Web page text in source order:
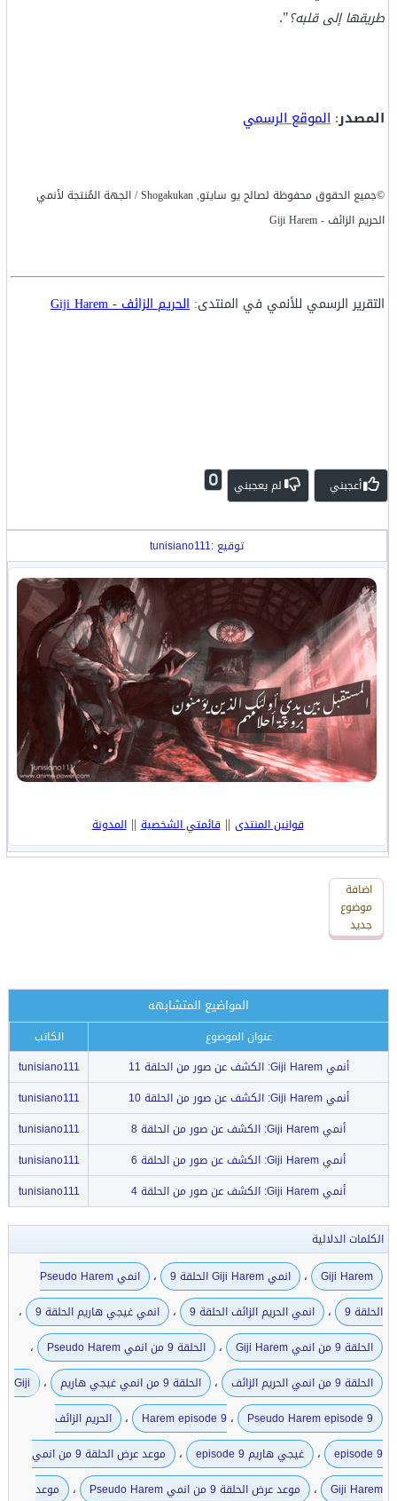
طريقها إلى قلبه؟".
المصدر: الموقع الرسمي
©جميع الحقوق محفوظة لصالح يو سايتو, Shogakukan / الجهة المُنتجة لأنمي
الحريم الزائف - Giji Harem
التقرير الرسمي للأنمي في المنتدى: الحريم الزائف - Giji Harem
أعجبني لم يعجبني 0
توقيع :tunisiano111
قوانين المنتدى ||قائمتي الشخصية||المدونة
اضافة
رد
جديد
اضافة
موضوع
جديد
المواضيع المتشابهه
عنوان الموضوع
الكاتب
أنمي Giji Harem: الكشف عن صور من الحلقة 11
tunisiano111
أنمي Giji Harem: الكشف عن صور من الحلقة 10
tunisiano111
أنمي Giji Harem: الكشف عن صور من الحلقة 8
tunisiano111
أنمي Giji Harem: الكشف عن صور من الحلقة 6
tunisiano111
أنمي Giji Harem: الكشف عن صور من الحلقة 4
tunisiano111
الكلمات الدلالية
Giji Harem
، انمي Giji Harem الحلقة 9 ،
انمي Pseudo Harem
الحلقة 9
، انمي الحريم الزائف الحلقة 9 ، انمي غيجي هاريم الحلقة 9 ،
الحلقة 9 من انمي Giji Harem ، الحلقة 9 من انمي Pseudo Harem ،
الحلقة 9 من انمي الحريم الزائف ، الحلقة 9 من انمي غيجي هاريم ،
Giji
Harem episode 9 ، Pseudo Harem episode 9 ،
الحريم الزائف
episode 9
، غيجي هاريم episode 9 ،
موعد عرض الحلقة 9 من انمي
Giji Harem
، موعد عرض الحلقة 9 من انمي Pseudo Harem ،
موعد